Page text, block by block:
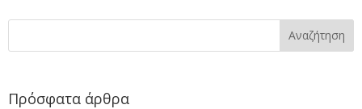
Πρόσφατα άρθρα